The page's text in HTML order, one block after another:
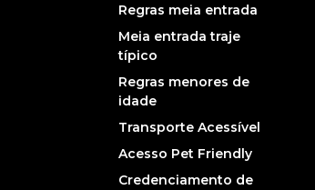
Regras meia entrada
Meia entrada traje
típico
Regras menores de
idade
Transporte Acessível
Acesso Pet Friendly
Credenciamento de